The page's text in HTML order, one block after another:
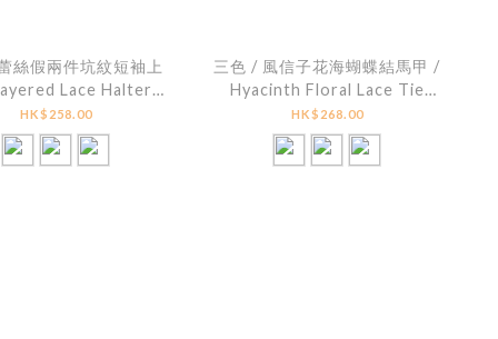
絲假兩件坑紋短袖上
Lace Halter
Short Sleeve Top
HK$258.00
三色 / 風信子花海蝴蝶結馬甲 /
Hyacinth Floral Lace Tie
Detail Peplum Cami
HK$268.00